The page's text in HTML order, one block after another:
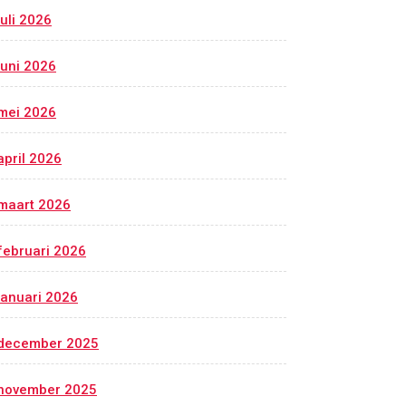
2026
2026
2026
2026
2026
2026
2026
2025
2025